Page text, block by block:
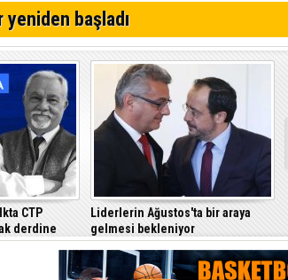
yeniden başladı
CTP
derdine
izlenim var
Liderlerin Ağustos'ta bir araya
gelmesi bekleniyor